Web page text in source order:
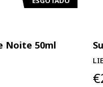
Noite 50ml